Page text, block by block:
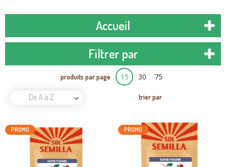
Accueil
Filtrer par
produits par page 15 30 75
trier par
De A à Z
PROMO PROMO